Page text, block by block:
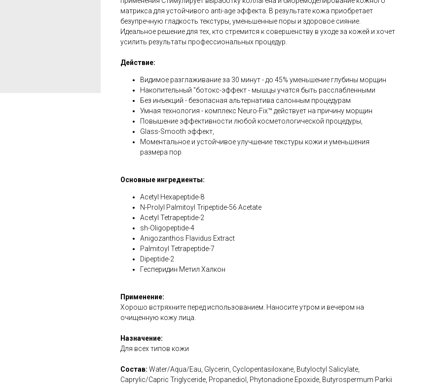
матрикса для устойчивого anti-age эффекта. В результате кожа приобретает
безупречную гладкость текстуры, уменьшенные поры и здоровое сияние.
Идеальное решение для тех, кто стремится к совершенству в уходе за кожей и хочет
усилить результаты профессиональных процедур.
Действие:
Видимое разглаживание за 30 минут - до 45% уменьшение глубины морщин
Накопительный "ботокс-эффект - мышцы учатся быть расслабленными
Без инъекций - безопасная альтернатива салонным процедурам
Умная технология - комплекс Neuro-Fix™ действует на причину морщин
Повышение эффективности любой косметологической процедуры,
Glass-Smooth эффект,
Моментальное и устойчивое улучшение текстуры кожи и уменьшения
размера пор
Основные ингредиенты:
Acetyl Hexapeptide-8
N-Prolyl Palmitoyl Tripeptide-56 Acetate
Acetyl Tetrapeptide-2
sh-Oligopeptide-4
Anigozanthos Flavidus Extract
Palmitoyl Tetrapeptide-7
Dipeptide-2
Гесперидин Метил Халкон
Применение:
Хорошо встряхните перед использованием. Наносите утром и вечером на
очищенную кожу лица.
Назначение:
Для всех типов кожи
Состав: Water/Aqua/Eau, Glycerin, Cyclopentasiloxane, Butyloctyl Salicylate,
Caprylic/Capric Triglyceride, Propanediol, Phytonadione Epoxide, Butyrospermum Parkii